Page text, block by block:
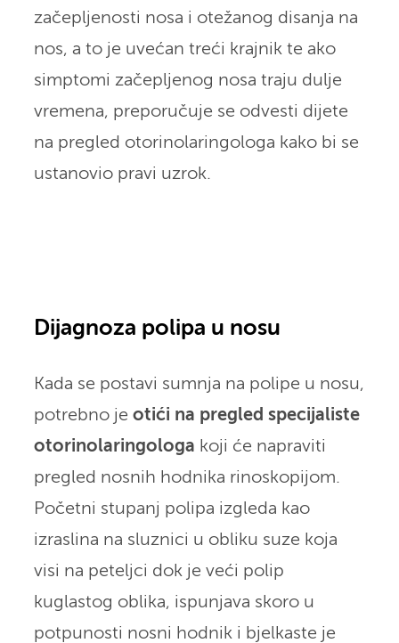
začepljenosti nosa i otežanog disanja na
nos, a to je uvećan treći krajnik te ako
simptomi začepljenog nosa traju dulje
vremena, preporučuje se odvesti dijete
na pregled otorinolaringologa kako bi se
ustanovio pravi uzrok.
Dijagnoza polipa u nosu
Kada se postavi sumnja na polipe u nosu,
potrebno je otići na pregled specijaliste
otorinolaringologa koji će napraviti
pregled nosnih hodnika rinoskopijom.
Početni stupanj polipa izgleda kao
izraslina na sluznici u obliku suze koja
visi na peteljci dok je veći polip
kuglastog oblika, ispunjava skoro u
potpunosti nosni hodnik i bjelkaste je